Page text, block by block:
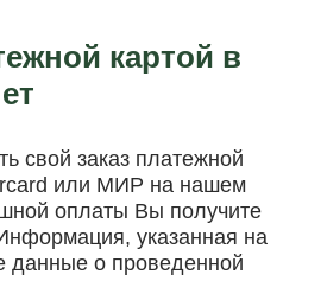
картой в
свой заказ платежной
или МИР на нашем
оплаты Вы получите
указанная на
данные о проведенной